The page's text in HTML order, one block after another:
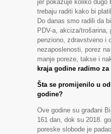
jer pokazuje koliko dugo
trebaju raditi kako bi
Do danas smo radili da
PDV-a, akciza/trošarina,
penziono, zdravstveno i
nezaposlenosti, porez
manje poreze, takse i
kraja godine radimo
Šta se promijenilo u
godine?
Ove godine su građani
161 dan, dok su 2018.
poreske slobode je